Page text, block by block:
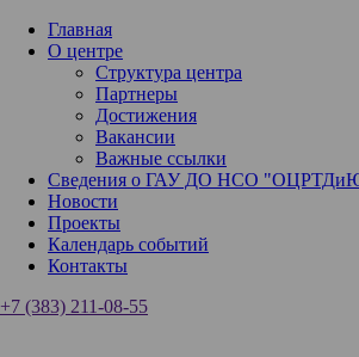
Главная
О центре
Структура центра
Партнеры
Достижения
Вакансии
Важные ссылки
Сведения о ГАУ ДО НСО
Новости
Проекты
Календарь событий
Контакты
+7 (383) 211-08-55